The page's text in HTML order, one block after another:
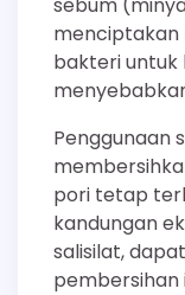
menciptakan
bakteri untuk
Penggunaan
pori tetap
kandungan
salisilat,
pembersihan